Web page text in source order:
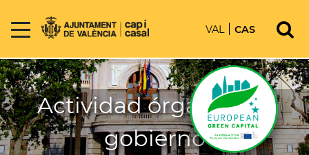
VAL CAS
Actividad órganos de
gobierno